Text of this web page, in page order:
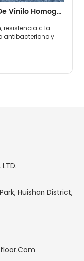
Suelo De Pvc Hospitalario Suelo De Vinilo Homogéneo De 2 Mm
resistencia a la
antibacteriano y
LTD.
Huishan District,